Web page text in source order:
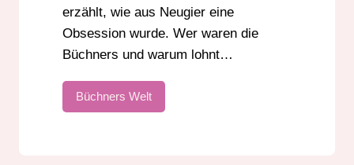
erzählt, wie aus Neugier eine
Obsession wurde. Wer waren die
Büchners und warum lohnt…
Büchners Welt